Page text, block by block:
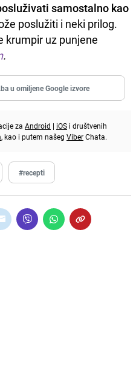
samostalno kao
poslužiti i neki prilog.
krumpir uz punjene
.
u omiljene Google izvore
za Android | iOS i društvenih
, kao i putem našeg ViberChata.
#recepti